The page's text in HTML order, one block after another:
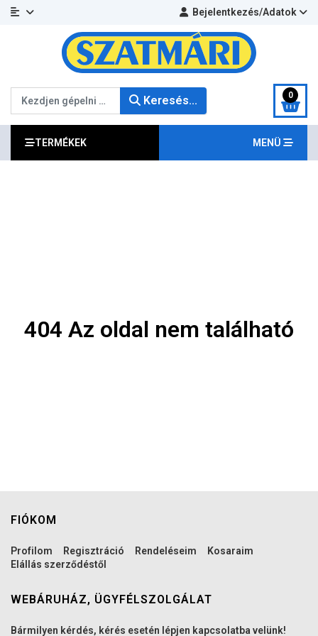
Bejelentkezés/Adatok
Keresés... 0
TERMÉKEK MENÜ
404 Az oldal nem található
FIÓKOM
Profilom Regisztráció Rendeléseim
Kosaraim
Elállás szerződéstől
WEBÁRUHÁZ, ÜGYFÉLSZOLGÁLAT
Bármilyen kérdés, kérés esetén lépjen kapcsolatba velünk!